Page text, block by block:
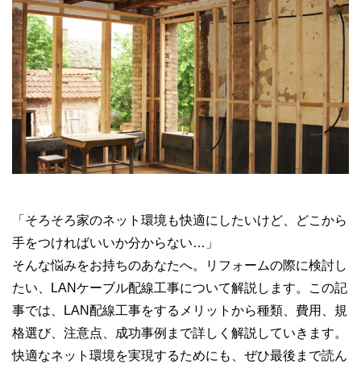
「そろそろ家のネット環境も快適にしたいけど、どこから
手をつければいいか分からない…」
そんな悩みをお持ちのあなたへ。リフォームの際に検討し
たい、LANケーブル配線工事について解説します。この記
事では、LAN配線工事をするメリットから種類、費用、規
格選び、注意点、成功事例まで詳しく解説していきます。
快適なネット環境を実現するためにも、ぜひ最後まで読ん